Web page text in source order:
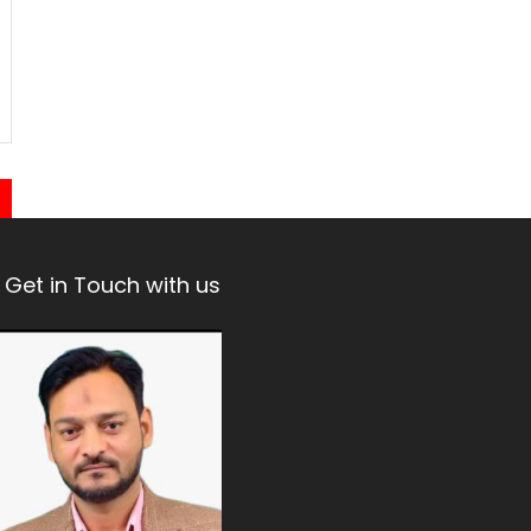
Get in Touch with us